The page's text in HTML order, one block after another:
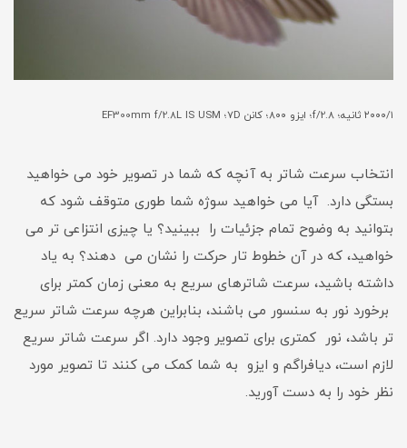
۲۰۰۰/۱ ثانیه؛ f/2.8؛ ایزو ۸۰۰؛ کانن ۷D؛ EF300mm f/2.8L IS USM
انتخاب سرعت شاتر به آنچه که شما در تصویر خود می خواهید
بستگی دارد. آیا می خواهید سوژه شما طوری متوقف شود که
بتوانید به وضوح تمام جزئیات را ببینید؟ یا چیزی انتزاعی تر می
خواهید، که در آن خطوط تار حرکت را نشان می دهند؟ به یاد
داشته باشید، سرعت شاترهای سریع به معنی زمان کمتر برای
برخورد نور به سنسور می باشند، بنابراین هرچه سرعت شاتر سریع
تر باشد، نور کمتری برای تصویر وجود دارد. اگر سرعت شاتر سریع
لازم است، دیافراگم و ایزو به شما کمک می کنند تا تصویر مورد
نظر خود را به دست آورید.